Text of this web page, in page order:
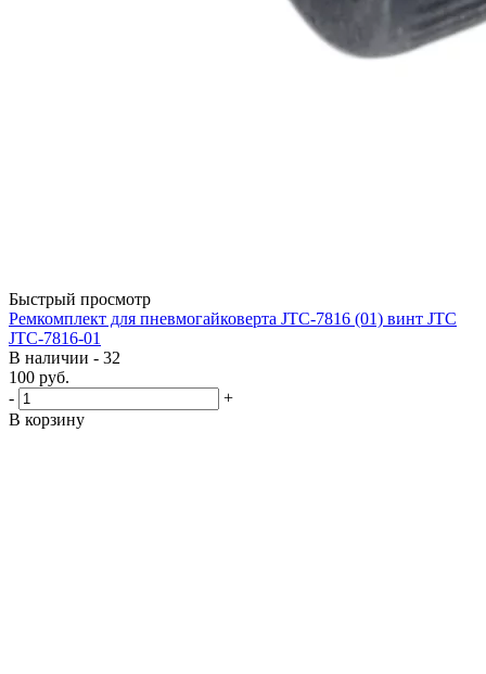
Быстрый просмотр
Ремкомплект для пневмогайковерта JTC-7816 (01) винт JTC
JTC-7816-01
В наличии - 32
100 руб.
-
+
В корзину